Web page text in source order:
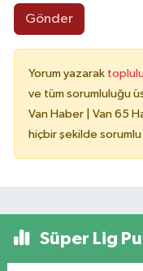
Gönder
Yorum yazarak
ve tüm sorumluluğu
Van Haber | Van 65
hiçbir şekilde
Süper Lig